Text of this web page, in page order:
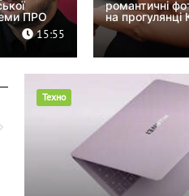
ПРО
15:55
романтичні
на прогулянці
Техно